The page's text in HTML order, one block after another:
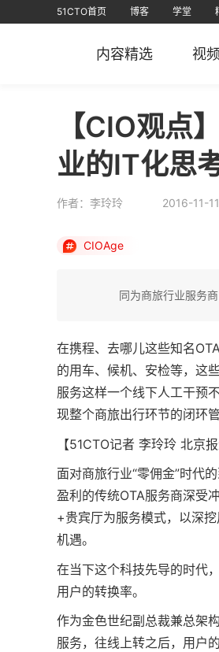
51CTO首页 博客 学堂
内容精选 视频
【CIO观点
业的IT化思
作者：李玲玲 2016-11-
CIOAge
同为商旅行业服务
在携程、去哪儿这些知名
的用车、候机、安检等，这
服务这样一个线下人工干预
现整个商旅出行环节的闭环
【51CTO记者 李玲玲 北京
面对商旅行业“零佣金”时代
盈利的传统OTA服务商深受
+贵宾厅为服务模式，以深
机遇。
在当下这个科技先导的时代
用户的转换率。
作为金色世纪副总裁兼总架
服务，往线上转之后，用户